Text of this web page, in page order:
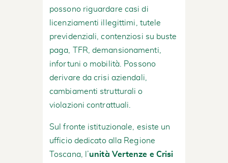
possono riguardare casi di
licenziamenti illegittimi, tutele
previdenziali, contenziosi su buste
paga, TFR, demansionamenti,
infortuni o mobilità. Possono
derivare da crisi aziendali,
cambiamenti strutturali o
violazioni contrattuali.
Sul fronte istituzionale, esiste un
ufficio dedicato alla Regione
Toscana, l’unità Vertenze e Crisi